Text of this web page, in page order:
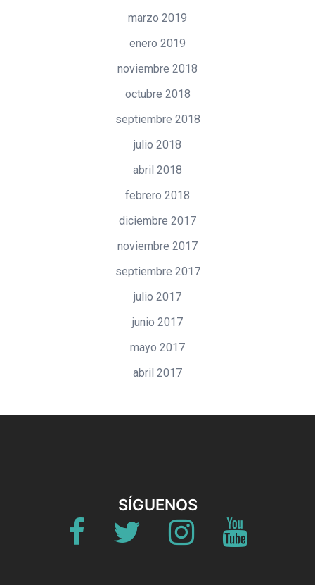
marzo 2019
enero 2019
noviembre 2018
octubre 2018
septiembre 2018
julio 2018
abril 2018
febrero 2018
diciembre 2017
noviembre 2017
septiembre 2017
julio 2017
junio 2017
mayo 2017
abril 2017
SÍGUENOS
Fb Twitter Instagram